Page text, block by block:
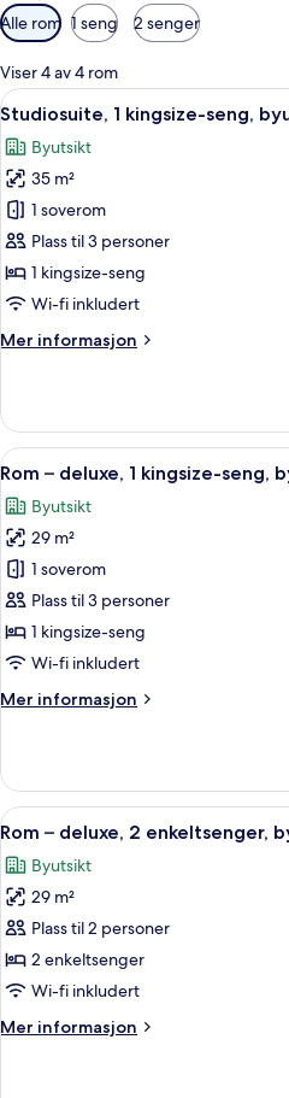
Tilgjengelige
filtre
for
rom
Alle rom 1 seng 2 senger
Viser 4 av 4 rom
Åpne
alle
bildene
av
Studiosuite,
1
kingsize-
seng,
11
Studiosuite, 1 kingsize-seng,
Byutsikt
35 m²
1 soverom
Plass til 3 personer
1 kingsize-seng
Wi-fi inkludert
Mer informasjon
Mer
1
kingsize-
seng,
Åpne
alle
bildene
av
Rom
–
deluxe,
1
seng,
7
Rom – deluxe, 1 kingsize-seng,
Byutsikt
29 m²
1 soverom
Plass til 3 personer
1 kingsize-seng
Wi-fi inkludert
Mer informasjon
Mer
–
deluxe,
1
seng,
byutsikt
Åpne
alle
bildene
av
Rom
–
deluxe,
enkeltsenger,
7
Rom – deluxe, 2 enkeltsenger,
Byutsikt
29 m²
Plass til 2 personer
2 enkeltsenger
Wi-fi inkludert
Mer informasjon
Mer